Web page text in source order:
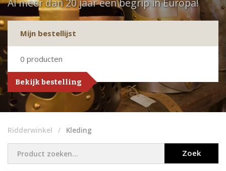
Al meer dan 20 jaar een begrip in Europa!
Mijn bestellijst
0 producten
Bekijk bestelling
Ridderwinkel Kleding
Zoek